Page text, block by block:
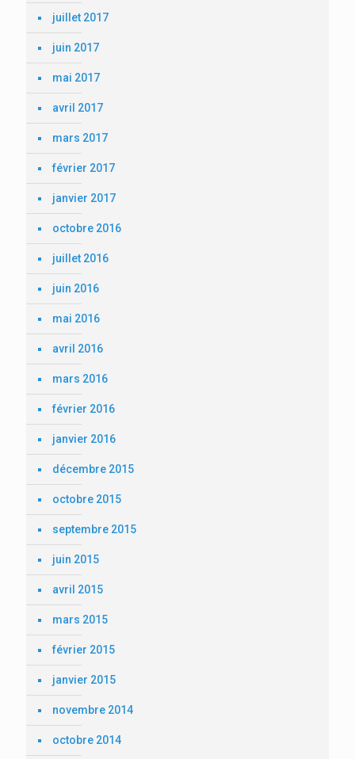
juillet 2017
juin 2017
mai 2017
avril 2017
mars 2017
février 2017
janvier 2017
octobre 2016
juillet 2016
juin 2016
mai 2016
avril 2016
mars 2016
février 2016
janvier 2016
décembre 2015
octobre 2015
septembre 2015
juin 2015
avril 2015
mars 2015
février 2015
janvier 2015
novembre 2014
octobre 2014